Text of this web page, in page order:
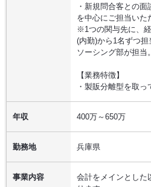
・新規問合客との面
を中心にご担当いた
※1つの関与先に、
(内勤)から1名ずつ
ソーシング部が担当。
【業務特徴】
・製販分離型を取っ
年収 400万～650万
勤務地 兵庫県
事業内容
会計をメインとした